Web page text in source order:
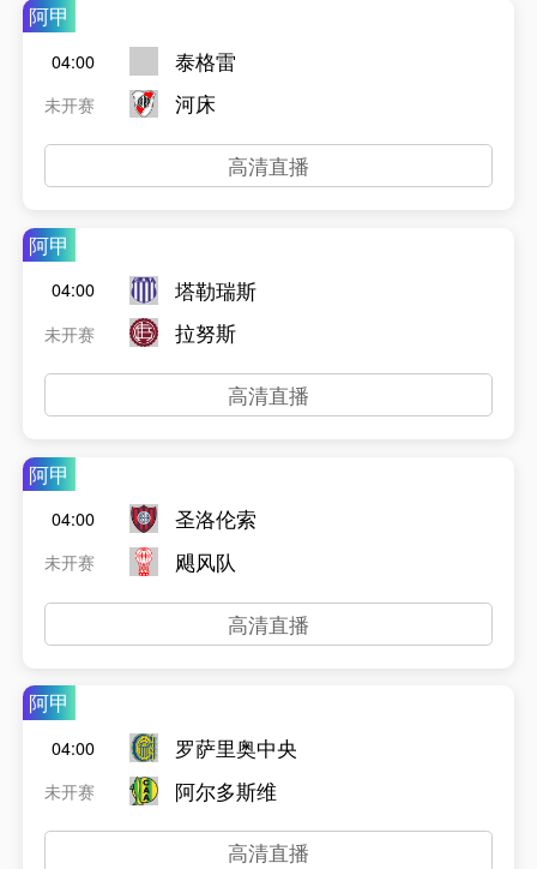
阿甲
04:00
未开赛
泰格雷
河床
高清直播
阿甲
04:00
未开赛
塔勒瑞斯
拉努斯
高清直播
阿甲
04:00
未开赛
圣洛伦索
飓风队
高清直播
阿甲
04:00
未开赛
罗萨里奥中央
阿尔多斯维
高清直播